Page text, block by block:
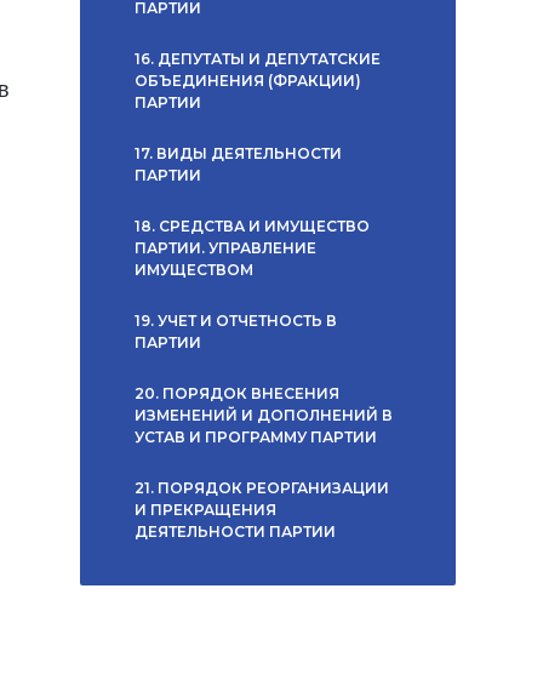
ПАРТИИ
16. ДЕПУТАТЫ И ДЕПУТАТСКИЕ
ОБЪЕДИНЕНИЯ (ФРАКЦИИ)
ПАРТИИ
17. ВИДЫ ДЕЯТЕЛЬНОСТИ
ПАРТИИ
18. СРЕДСТВА И ИМУЩЕСТВО
ПАРТИИ. УПРАВЛЕНИЕ
ИМУЩЕСТВОМ
19. УЧЕТ И ОТЧЕТНОСТЬ В
ПАРТИИ
20. ПОРЯДОК ВНЕСЕНИЯ
ИЗМЕНЕНИЙ И ДОПОЛНЕНИЙ В
УСТАВ И ПРОГРАММУ ПАРТИИ
21. ПОРЯДОК РЕОРГАНИЗАЦИИ
И ПРЕКРАЩЕНИЯ
ДЕЯТЕЛЬНОСТИ ПАРТИИ